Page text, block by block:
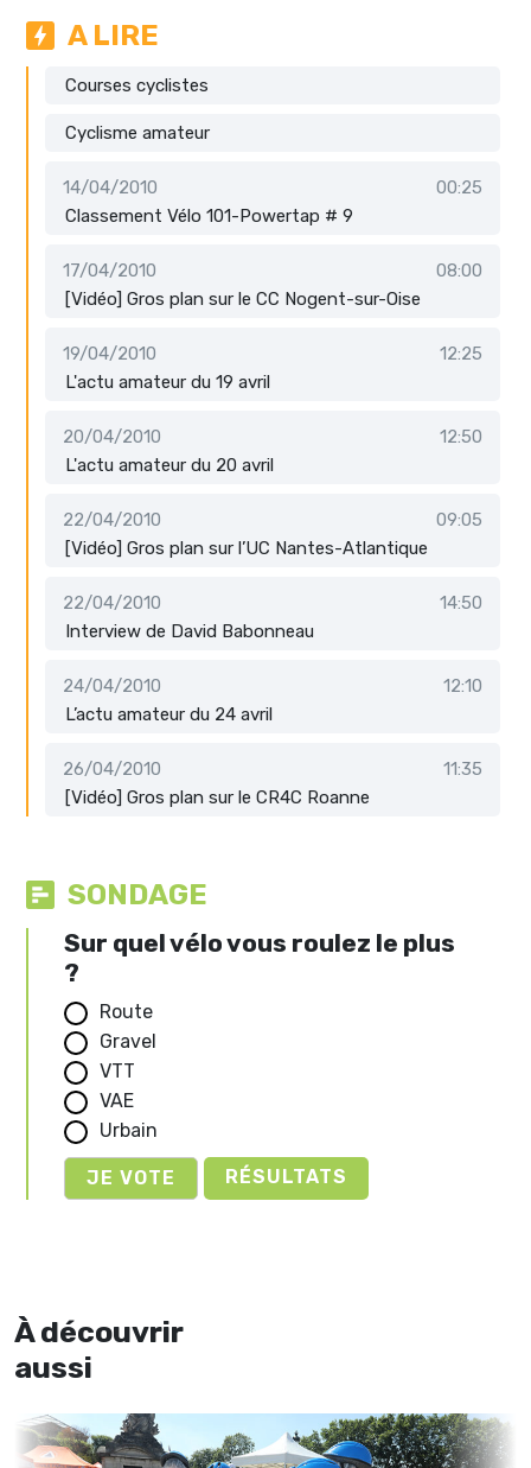
A LIRE
Courses cyclistes
Cyclisme amateur
14/04/2010
00:25
Classement Vélo 101-Powertap # 9
17/04/2010
08:00
[Vidéo] Gros plan sur le CC Nogent-sur-Oise
19/04/2010
12:25
L'actu amateur du 19 avril
20/04/2010
12:50
L'actu amateur du 20 avril
22/04/2010
09:05
[Vidéo] Gros plan sur l’UC Nantes-Atlantique
22/04/2010
14:50
Interview de David Babonneau
24/04/2010
12:10
L’actu amateur du 24 avril
26/04/2010
11:35
[Vidéo] Gros plan sur le CR4C Roanne
SONDAGE
Sur quel vélo vous roulez le plus
?
Route
Gravel
VTT
VAE
Urbain
RÉSULTATS
À découvrir
aussi